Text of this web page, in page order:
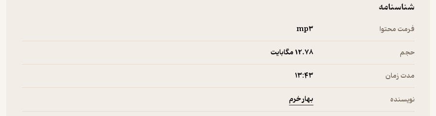
شناسنامه
فرمت محتوا mp۳
حجم 12.۷۸ مگابایت
مدت زمان ۱۳:۴۳
نویسنده بهار خرم